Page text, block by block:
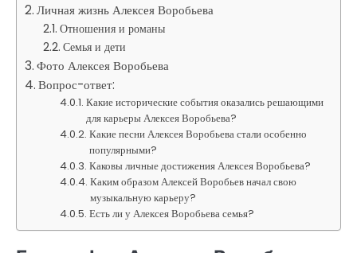
Личная жизнь Алексея Воробьева
Отношения и романы
Семья и дети
Фото Алексея Воробьева
Вопрос-ответ:
Какие исторические события оказались решающими
для карьеры Алексея Воробьева?
Какие песни Алексея Воробьева стали особенно
популярными?
Каковы личные достижения Алексея Воробьева?
Каким образом Алексей Воробьев начал свою
музыкальную карьеру?
Есть ли у Алексея Воробьева семья?